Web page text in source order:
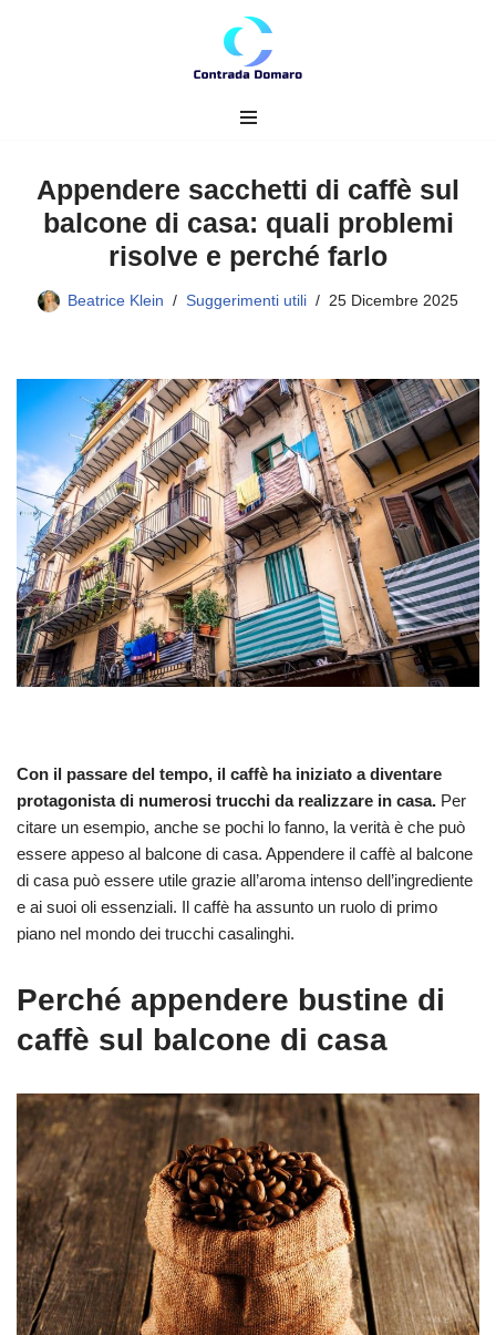
Appendere sacchetti di caffè sul
balcone di casa: quali problemi
risolve e perché farlo
Beatrice Klein Suggerimenti utili 25 Dicembre 2025
Con il passare del tempo, il caffè ha iniziato a diventare
protagonista di numerosi trucchi da realizzare in casa. Per
citare un esempio, anche se pochi lo fanno, la verità è che può
essere appeso al balcone di casa. Appendere il caffè al balcone
di casa può essere utile grazie all’aroma intenso dell’ingrediente
e ai suoi oli essenziali. Il caffè ha assunto un ruolo di primo
piano nel mondo dei trucchi casalinghi.
Perché appendere bustine di
caffè sul balcone di casa